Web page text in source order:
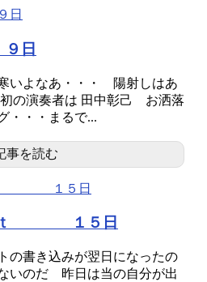
日
いよなあ・・・ 陽射しはあ
の演奏者は 田中彰己 お洒落
・・・まるで...
事を読む
ｈｔ １５日
の書き込みが翌日になったの
いのだ 昨日は当の自分が出